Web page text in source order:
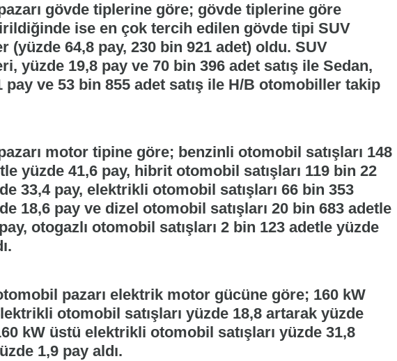
gövde tiplerine göre; gövde tiplerine göre
ise en çok tercih edilen gövde tipi SUV
(yüzde 64,8 pay, 230 bin 921 adet) oldu. SUV
yüzde 19,8 pay ve 70 bin 396 adet satış ile Sedan,
pay ve 53 bin 855 adet satış ile H/B otomobiller takip
motor tipine göre; benzinli otomobil satışları 148
yüzde 41,6 pay, hibrit otomobil satışları 119 bin 22
33,4 pay, elektrikli otomobil satışları 66 bin 353
18,6 pay ve dizel otomobil satışları 20 bin 683 adetle
otogazlı otomobil satışları 2 bin 123 adetle yüzde
pazarı elektrik motor gücüne göre; 160 kW
otomobil satışları yüzde 18,8 artarak yüzde
kW üstü elektrikli otomobil satışları yüzde 31,8
1,9 pay aldı.